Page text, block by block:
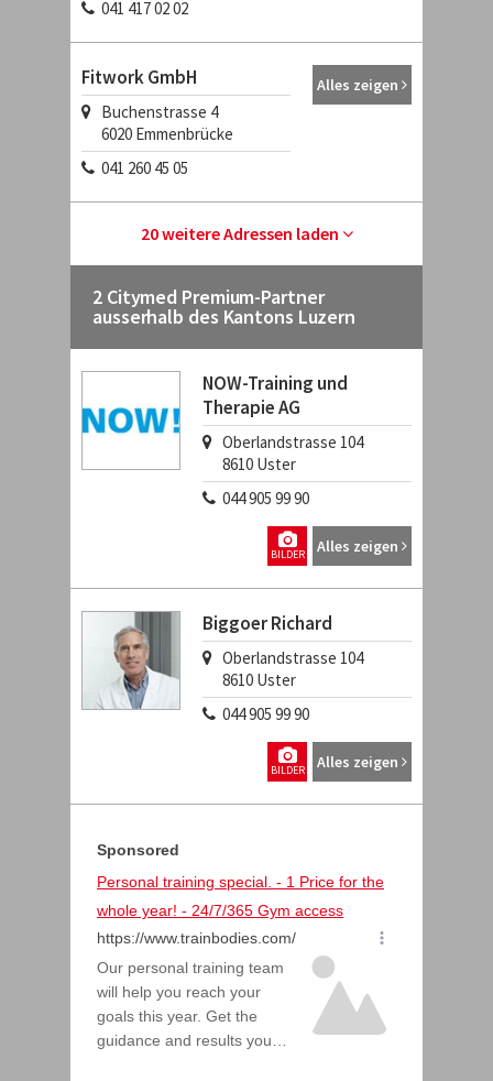
041 417 02 02
Fitwork GmbH
Buchenstrasse 4
6020 Emmenbrücke
041 260 45 05
Alles zeigen
20 weitere Adressen laden
2 Citymed Premium-Partner
ausserhalb des Kantons Luzern
NOW-Training und
Therapie AG
Oberlandstrasse 104
8610 Uster
044 905 99 90
Alles zeigen
BILDER
Biggoer Richard
Oberlandstrasse 104
8610 Uster
044 905 99 90
Alles zeigen
BILDER